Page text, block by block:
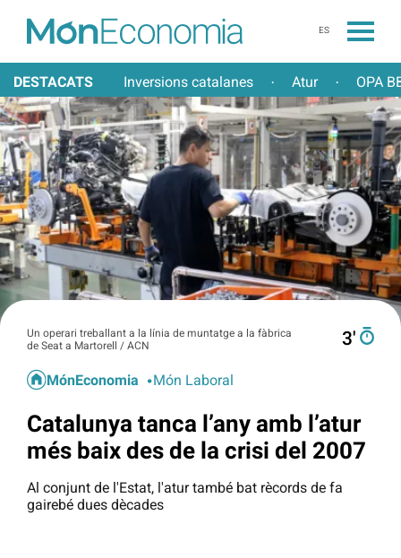
ES
DESTACATS Inversions catalanes · Atur · OPA
Un operari treballant a la línia de muntatge a la fàbrica
de Seat a Martorell / ACN
3′
MónEconomia Món Laboral
Catalunya tanca l’any amb l’atur
més baix des de la crisi del 2007
Al conjunt de l'Estat, l'atur també bat rècords de fa
gairebé dues dècades